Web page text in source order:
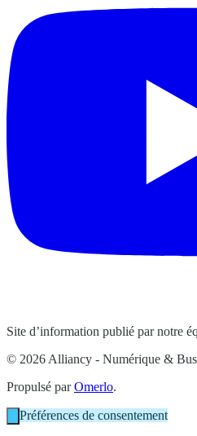
Site d’information publié par notre
© 2026 Alliancy - Numérique &
Propulsé parOmerlo.
Préférences de consentement